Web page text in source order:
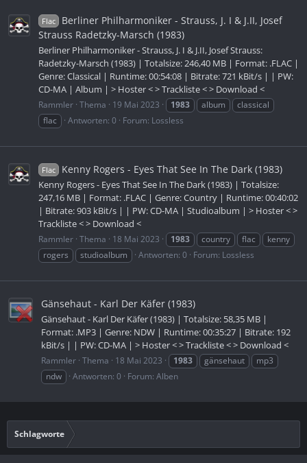
Flac
Berliner Philharmoniker - Strauss, J. I & J.II, Josef
Strauss Radetzky-Marsch (1983)
Berliner Philharmoniker - Strauss, J. I & J.II, Josef Strauss:
Radetzky-Marsch (1983) | Totalsize: 246,40 MB | Format: .FLAC |
Genre: Classical | Runtime: 00:54:08 | Bitrate: 721 kBit/s | | PW:
CD-MA | Album | > Hoster < > Trackliste < > Download <
Rammler Thema 19 Mai 2023 1983 album
classical
flac
Antworten: 0 Forum: Lossless
Flac Kenny Rogers - Eyes That See In The Dark (1983)
Kenny Rogers - Eyes That See In The Dark (1983) | Totalsize:
247,16 MB | Format: .FLAC | Genre: Country | Runtime: 00:40:02
| Bitrate: 903 kBit/s | | PW: CD-MA | Studioalbum | > Hoster < >
Trackliste < > Download <
Rammler Thema 18 Mai 2023 1983 country flac
kenny
rogers
studioalbum Antworten: 0 Forum: Lossless
Gänsehaut - Karl Der Käfer (1983)
Gänsehaut - Karl Der Käfer (1983) | Totalsize: 58,35 MB |
Format: .MP3 | Genre: NDW | Runtime: 00:35:27 | Bitrate: 192
kBit/s | | PW: CD-MA | > Hoster < > Trackliste < > Download <
Rammler Thema 18 Mai 2023 1983 gänsehaut
mp3
ndw
Antworten: 0 Forum: Alben
Schlagworte